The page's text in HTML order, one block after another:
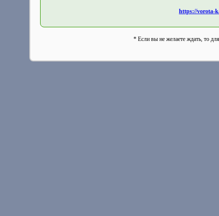
https://vorota-
* Если вы не желаете ждать, то